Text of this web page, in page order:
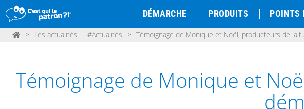
DÉMARCHE PRODUITS POINTS
> Les actualités #Actualités > Témoignage de Monique et Noël, producteurs de lait
Témoignage de Monique et